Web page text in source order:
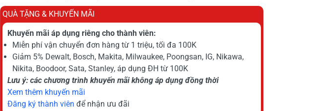
QUÀ TẶNG & KHUYẾN MÃI
Khuyến mãi áp dụng riêng cho thành viên:
Miễn phí vận chuyển đơn hàng từ 1 triệu, tối đa 100K
Giảm 5% Dewalt, Bosch, Makita, Milwaukee, Poongsan, IG, Nikawa,
Nikita, Boodoor, Sata, Stanley, áp dụng ĐH từ 100K
Lưu ý: các chương trình khuyến mãi không áp dụng đồng thời
Xem thêm khuyến mãi
Đăng ký thành viên để nhận ưu đãi